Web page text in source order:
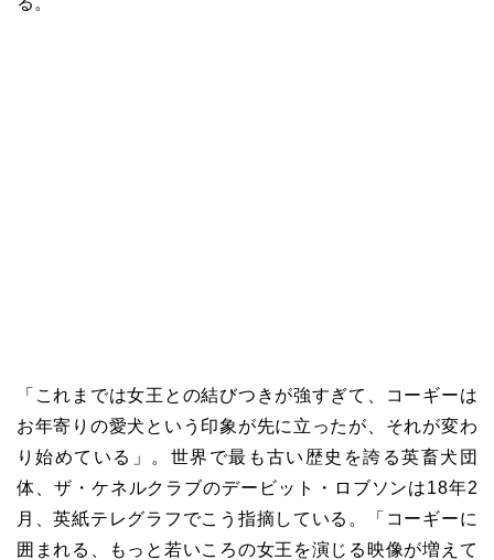
「これまでは女王との結びつきが強すぎて、コーギーは
お年寄りの愛犬という印象が先に立ったが、それが変わ
り始めている」。世界で最も古い歴史を誇る英畜犬団
体、ザ・ケネルクラブのデービット・ロブソンは18年2
月、英紙テレグラフでこう指摘している。「コーギーに
囲まれる、もっと若いころの女王を演じる映像が増えて